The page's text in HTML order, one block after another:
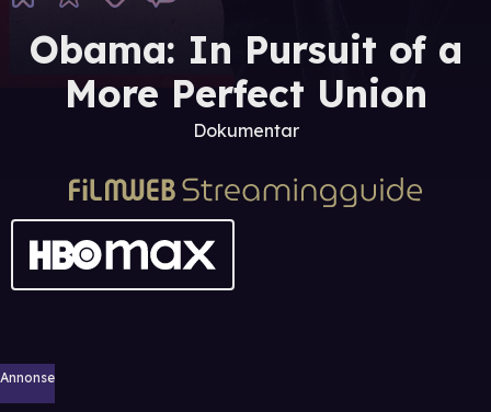
Obama: In Pursuit of a
More Perfect Union
Dokumentar
Annonse